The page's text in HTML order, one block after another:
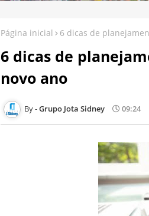
Página inicial 6 dicas de
6 dicas de
novo ano
Grupo Jota Sidney 09:24